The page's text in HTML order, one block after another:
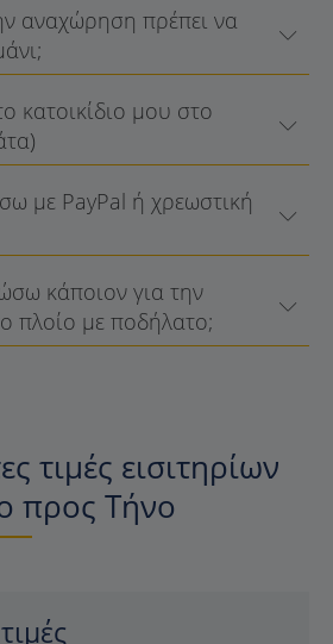
αναχώρηση πρέπει να
μου στο
κάποιον για την
πλοίο με ποδήλατο;
τιμές εισιτηρίων
προς Τήνο